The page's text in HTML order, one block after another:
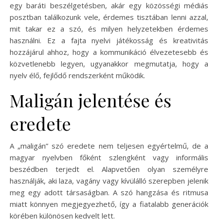
egy baráti beszélgetésben, akár egy közösségi médiás
posztban találkozunk vele, érdemes tisztában lenni azzal,
mit takar ez a szó, és milyen helyzetekben érdemes
használni. Ez a fajta nyelvi játékosság és kreativitás
hozzájárul ahhoz, hogy a kommunikáció élvezetesebb és
közvetlenebb legyen, ugyanakkor megmutatja, hogy a
nyelv élő, fejlődő rendszerként működik.
Maligán jelentése és
eredete
A „maligán” szó eredete nem teljesen egyértelmű, de a
magyar nyelvben főként szlengként vagy informális
beszédben terjedt el. Alapvetően olyan személyre
használják, aki laza, vagány vagy kívülálló szerepben jelenik
meg egy adott társaságban. A szó hangzása és ritmusa
miatt könnyen megjegyezhető, így a fiatalabb generációk
körében különösen kedvelt lett.